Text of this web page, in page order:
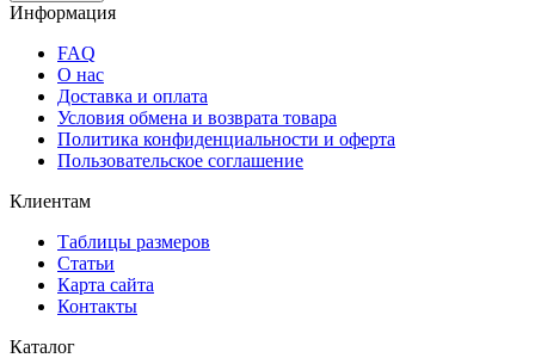
Информация
FAQ
О нас
Доставка и оплата
Условия обмена и возврата товара
Политика конфиденциальности и оферта
Пользовательское соглашение
Клиентам
Таблицы размеров
Статьи
Карта сайта
Контакты
Каталог